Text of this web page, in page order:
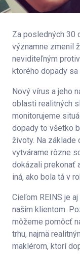
Za posledných 30
významne zmenil
neviditeľným
ktorého dopady sa
Nový vírus a jeho
oblasti realitných
monitorujeme
dopady to všetko
životy. Na základe
vytvárame rôzne
dokázali prekonať
iná, ako bola tá v
Cieľom REINS je
našim klientom.
môžeme pomôcť
trhu, najmä
maklérom, ktorí